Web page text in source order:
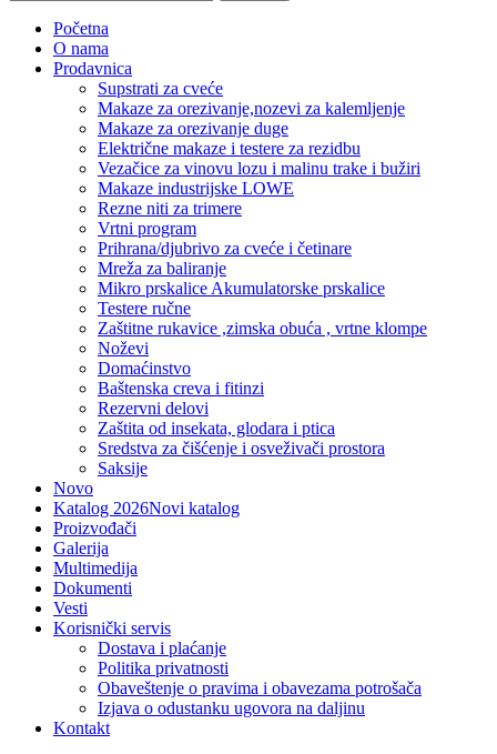
Početna
O nama
Prodavnica
Supstrati za cveće
Makaze za orezivanje,nozevi za kalemljenje
Makaze za orezivanje duge
Električne makaze i testere za rezidbu
Vezačice za vinovu lozu i malinu trake i bužiri
Makaze industrijske LOWE
Rezne niti za trimere
Vrtni program
Prihrana/djubrivo za cveće i četinare
Mreža za baliranje
Mikro prskalice Akumulatorske prskalice
Testere ručne
Zaštitne rukavice ,zimska obuća , vrtne klompe
Noževi
Domaćinstvo
Baštenska creva i fitinzi
Rezervni delovi
Zaštita od insekata, glodara i ptica
Sredstva za čišćenje i osveživači prostora
Saksije
Novo
Katalog 2026Novi katalog
Proizvođači
Galerija
Multimedija
Dokumenti
Vesti
Korisnički servis
Dostava i plaćanje
Politika privatnosti
Obaveštenje o pravima i obavezama potrošača
Izjava o odustanku ugovora na daljinu
Kontakt